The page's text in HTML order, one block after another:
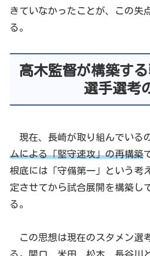
きていなかったことが、この失
る。
高木監督が構築す
選手選考
現在、長崎が取り組んでいる
ムによる「堅守速攻」の再構築
根底には「守備第一」という考
定させてから試合展開を構築し
る。
この思想は現在のスタメン選